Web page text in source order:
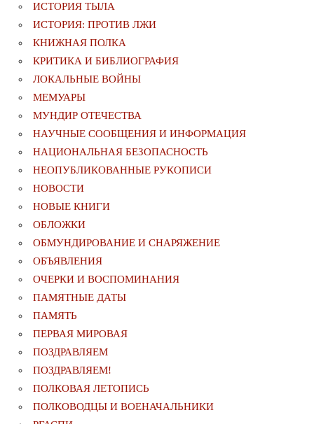
ИСТОРИЯ ТЫЛА
ИСТОРИЯ: ПРОТИВ ЛЖИ
КНИЖНАЯ ПОЛКА
КРИТИКА И БИБЛИОГРАФИЯ
ЛОКАЛЬНЫЕ ВОЙНЫ
МЕМУАРЫ
МУНДИР ОТЕЧЕСТВА
НАУЧНЫЕ СООБЩЕНИЯ И ИНФОРМАЦИЯ
НАЦИОНАЛЬНАЯ БЕЗОПАСНОСТЬ
НЕОПУБЛИКОВАННЫЕ РУКОПИСИ
НОВОСТИ
НОВЫЕ КНИГИ
ОБЛОЖКИ
ОБМУНДИРОВАНИЕ И СНАРЯЖЕНИЕ
ОБЪЯВЛЕНИЯ
ОЧЕРКИ И ВОСПОМИНАНИЯ
ПАМЯТНЫЕ ДАТЫ
ПАМЯТЬ
ПЕРВАЯ МИРОВАЯ
ПОЗДРАВЛЯЕМ
ПОЗДРАВЛЯЕМ!
ПОЛКОВАЯ ЛЕТОПИСЬ
ПОЛКОВОДЦЫ И ВОЕНАЧАЛЬНИКИ